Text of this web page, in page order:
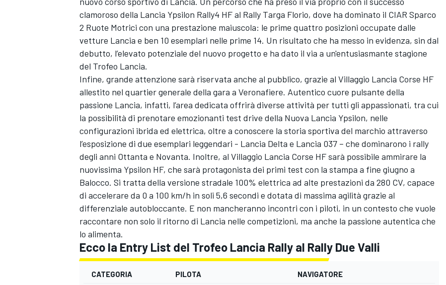
MONOMARCA
clamoroso della Lancia Ypsilon Rally4 HF al Rally Targa Florio, dove ha dominato il CIAR Sparco
2 Ruote Motrici con una prestazione maiuscola: le prime quattro posizioni occupate dalle
vetture Lancia e ben 10 esemplari nelle prime 14. Un risultato che ha messo in evidenza, sin dal
debutto, l’elevato potenziale del nuovo progetto e ha dato il via a un'entusiasmante stagione
del Trofeo Lancia.
Infine, grande attenzione sarà riservata anche al pubblico, grazie al Villaggio Lancia Corse HF
allestito nel quartier generale della gara a Veronafiere. Autentico cuore pulsante della
passione Lancia, infatti, l’area dedicata offrirà diverse attività per tutti gli appassionati, tra cui
la possibilità di prenotare emozionanti test drive della Nuova Lancia Ypsilon, nelle
configurazioni ibrida ed elettrica, oltre a conoscere la storia sportiva del marchio attraverso
l’esposizione di due esemplari leggendari - Lancia Delta e Lancia 037 – che dominarono i rally
degli anni Ottanta e Novanta. Inoltre, al Villaggio Lancia Corse HF sarà possibile ammirare la
nuovissima Ypsilon HF, che sarà protagonista dei primi test con la stampa a fine giugno a
Balocco. Si tratta della versione stradale 100% elettrica ad alte prestazioni da 280 CV, capace
di accelerare da 0 a 100 km/h in soli 5,6 secondi e dotata di massima agilità grazie al
differenziale autobloccante. E non mancheranno incontri con i piloti, in un contesto che vuole
raccontare non solo il ritorno di Lancia nelle competizioni, ma anche la passione autentica che
lo alimenta.
Ecco la Entry List del Trofeo Lancia Rally al Rally Due Valli
CATEGORIA PILOTA NAVIGATORE